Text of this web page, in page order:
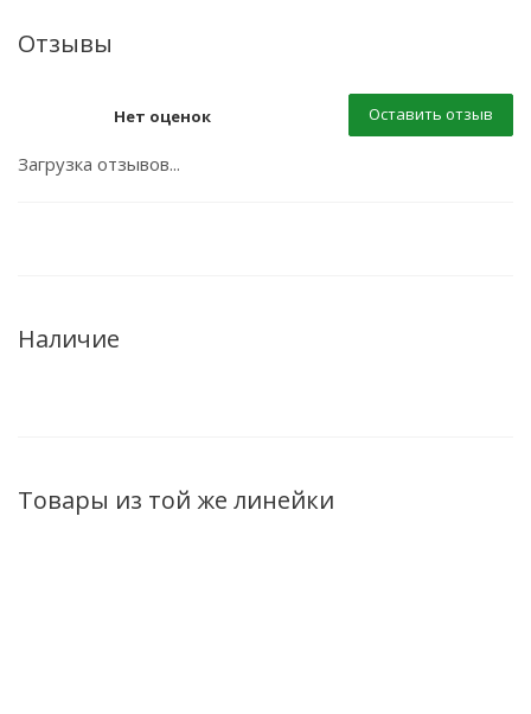
Отзывы
Нет оценок Оставить отзыв
Загрузка отзывов...
Наличие
Товары из той же линейки